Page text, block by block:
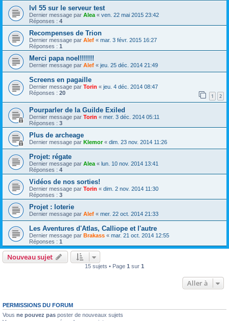
lvl 55 sur le serveur test
Dernier message par Alea « ven. 22 mai 2015 23:42
Réponses : 4
Recompenses de Trion
Dernier message par Alef « mar. 3 févr. 2015 16:27
Réponses : 1
Merci papa noel!!!!!!!
Dernier message par Alef « jeu. 25 déc. 2014 21:49
Screens en pagaille
Dernier message par Torin « jeu. 4 déc. 2014 08:47
Réponses : 20 1 2
Pourparler de la Guilde Exiled
Dernier message par Torin « mer. 3 déc. 2014 05:11
Réponses : 3
Plus de archeage
Dernier message par Klemor« dim. 23 nov. 2014 11:26
Projet: régate
Dernier message par Alea « lun. 10 nov. 2014 13:41
Réponses : 4
Vidéos de nos sorties!
Dernier message par Torin « dim. 2 nov. 2014 11:30
Réponses : 3
Projet : loterie
Dernier message par Alef « mer. 22 oct. 2014 21:33
Les Aventures d'Atlas, Calliope et l'autre
Dernier message par Brakass « mar. 21 oct. 2014 12:55
Réponses : 1
Nouveau sujet
15 sujets • Page 1 sur 1
Aller à
PERMISSIONS DU FORUM
Vous ne pouvez pas poster de nouveaux sujets